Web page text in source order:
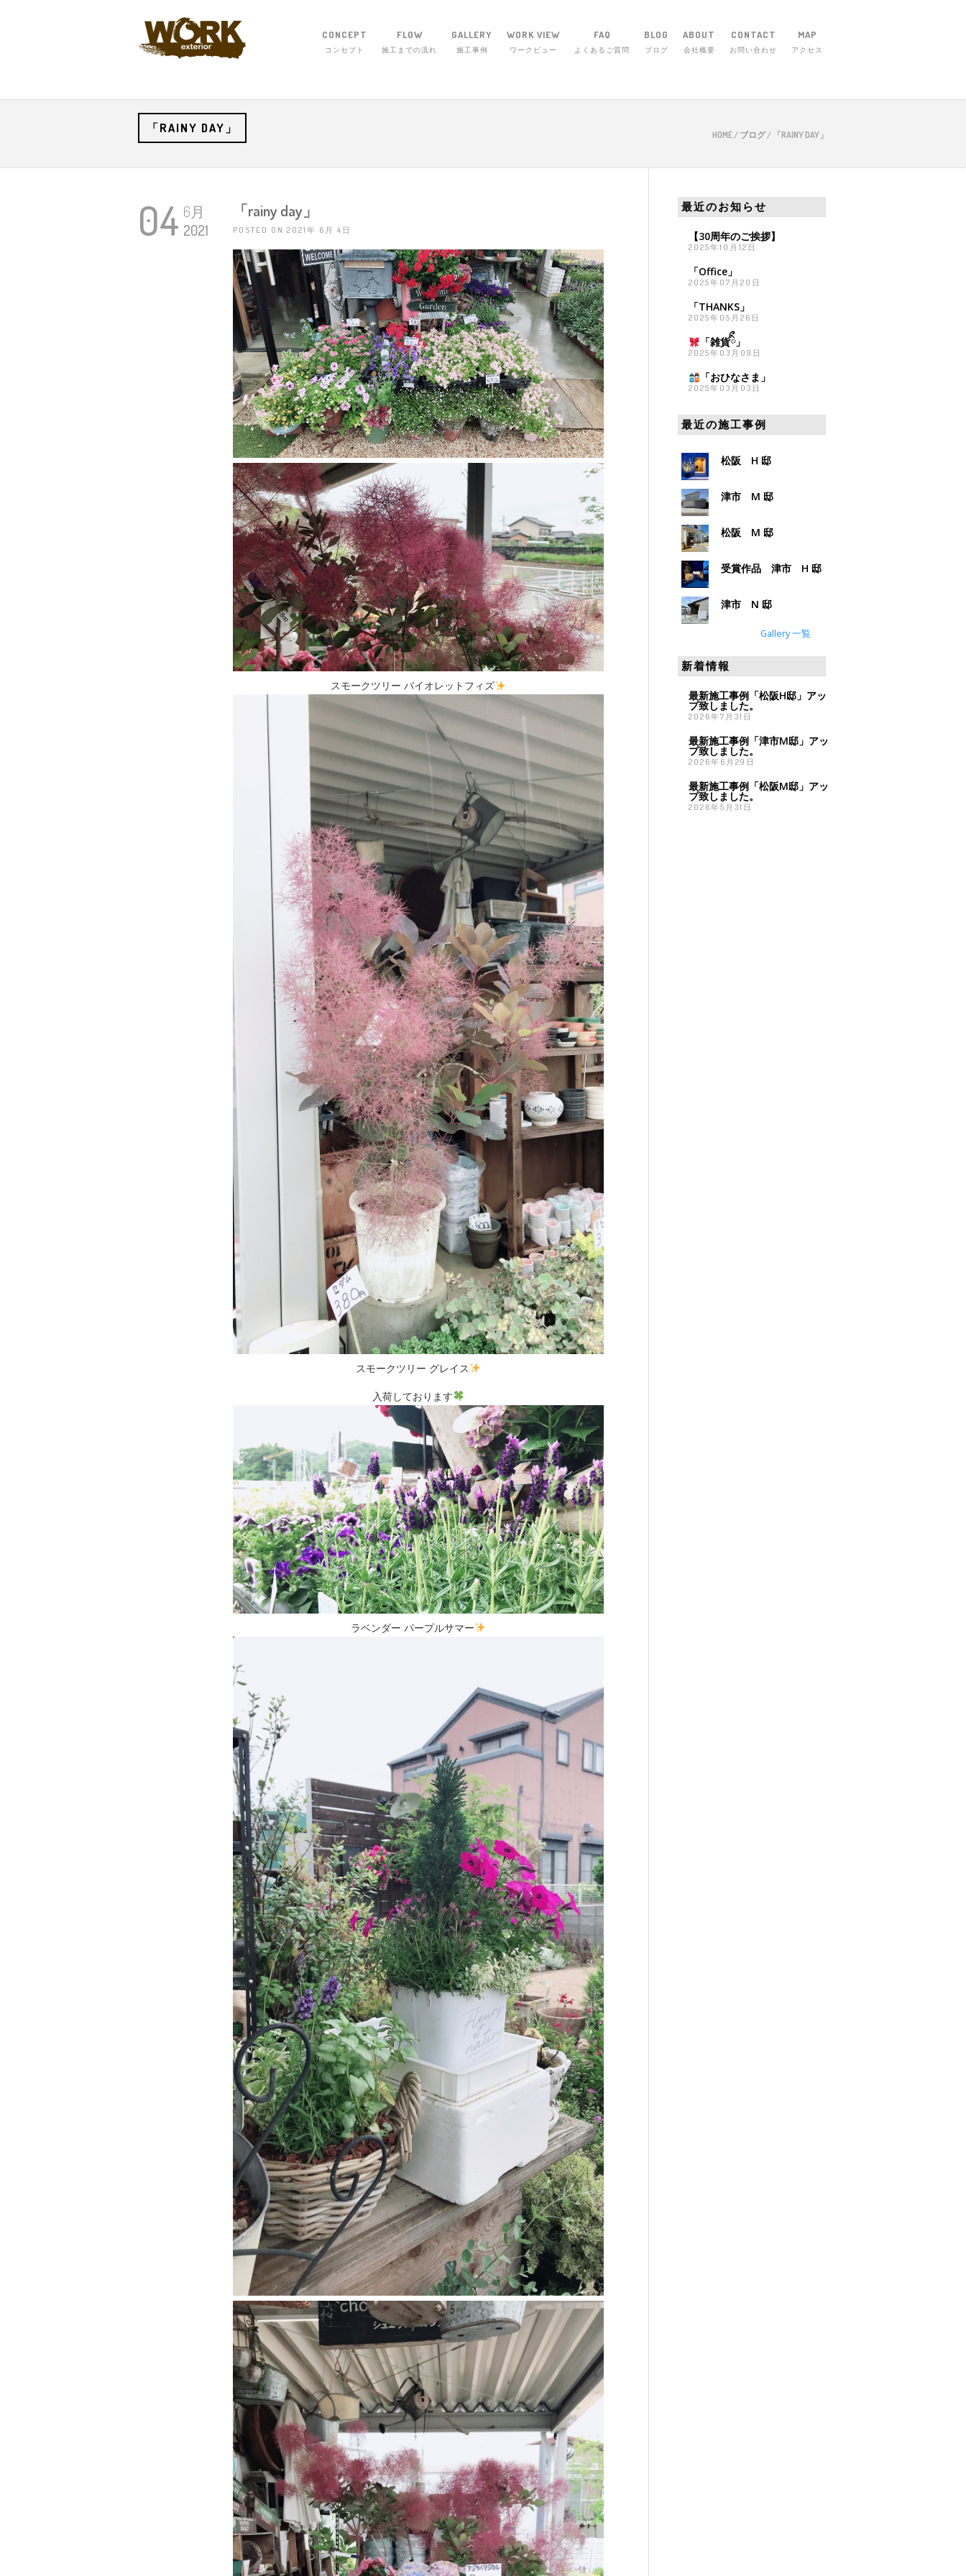
CONCEPT
コンセプト
FLOW
施工までの流れ
GALLERY
施工事例
WORK VIEW
ワークビュー
FAQ
よくあるご質問
BLOG
ブログ
ABOUT
会社概要
CONTACT
お問い合わせ
MAP
アクセス
「RAINY DAY」 HOME/ ブログ/ 「RAINY DAY」
04 6月
2021
「rainy day」
POSTED ON 2021年 6月 4日
スモークツリー バイオレットフィズ
スモークツリー グレイス
入荷しております
ラベンダー パープルサマー
最近のお知らせ
【30周年のご挨拶】
2025年10月12日
「Office」
2025年07月20日
「THANKS」
2025年05月26日
「雑貨ིྀ」
2025年03月09日
「おひなさま 」
2025年03月03日
最近の施工事例
松阪 H 邸
津市 M 邸
松阪 M 邸
受賞作品 津市 H 邸
津市 N 邸
Gallery 一覧
新着情報
最新施工事例「松阪H邸」アッ
プ致しました。
2026年7月31日
最新施工事例「津市M邸」アッ
プ致しました。
2026年6月29日
最新施工事例「松阪M邸」アッ
プ致しました。
2026年5月31日